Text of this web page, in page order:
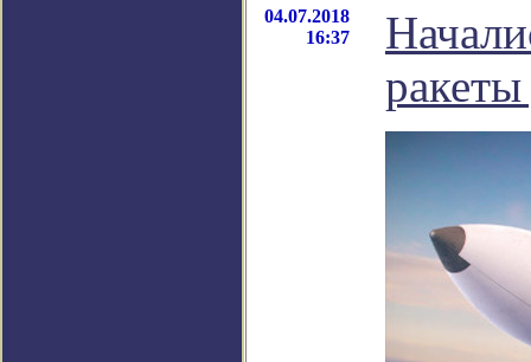
04.07.2018
16:37